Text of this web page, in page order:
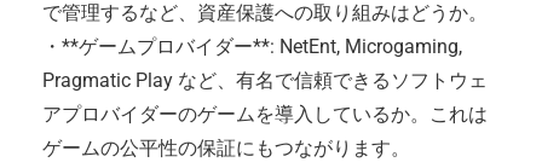
で管理するなど、資産保護への取り組みはどうか。
・**ゲームプロバイダー**: NetEnt, Microgaming,
Pragmatic Play など、有名で信頼できるソフトウェ
アプロバイダーのゲームを導入しているか。これは
ゲームの公平性の保証にもつながります。